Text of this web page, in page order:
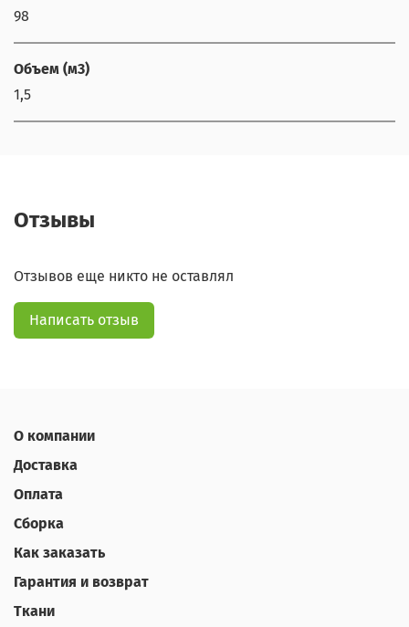
98
Объем (м3)
1,5
Отзывы
Отзывов еще никто не оставлял
Написать отзыв
О компании
Доставка
Оплата
Сборка
Как заказать
Гарантия и возврат
Ткани